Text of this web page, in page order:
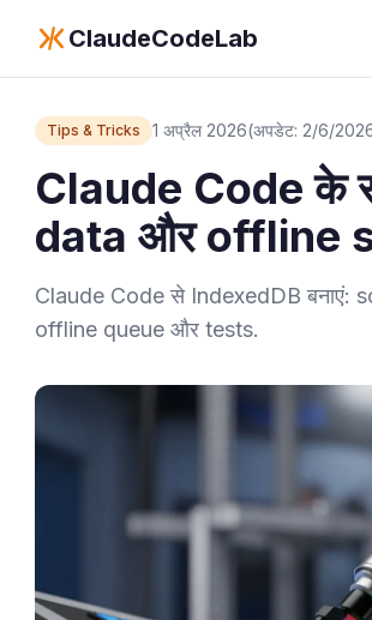
ClaudeCodeLab
Tips & Tricks 1 अप्रैल 2026(अपडेट: 2/6/
Claude Code के
data और offline
Claude Code से IndexedDB बनाएं:
offline queue और tests.